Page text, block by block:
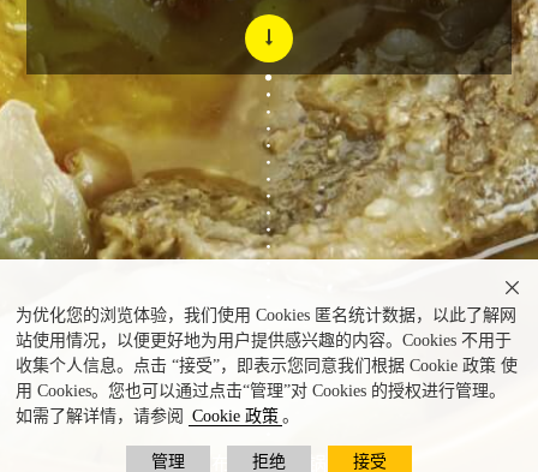
为优化您的浏览体验，我们使用 Cookies 匿名统计数据，以此了解网
站使用情况，以便更好地为用户提供感兴趣的内容。Cookies 不用于
收集个人信息。点击 “接受”，即表示您同意我们根据 Cookie 政策 使
用 Cookies。您也可以通过点击“管理”对 Cookies 的授权进行管理。
如需了解详情，请参阅
Cookie 政策 。
管理 拒绝 接受

布尔戈斯火锅